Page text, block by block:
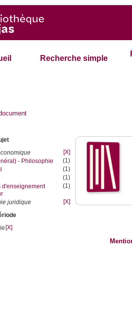
Recherche simple
[X]
- Philosophie
(1)
(1)
(1)
d'enseignement
(1)
juridique
[X]
[X]